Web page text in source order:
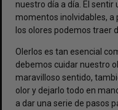
nuestro día a día. El
momentos inolvidables, a
los olores podemos traer
Olerlos es tan esencial
debemos cuidar nuestro
maravilloso sentido,
olor y dejarlo todo en
a dar una serie de pasos